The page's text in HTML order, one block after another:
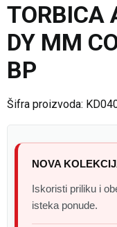
TORBICA
DY MM
BP
Šifra proizvoda:
NOVA
Iskoristi priliku i
isteka ponude.